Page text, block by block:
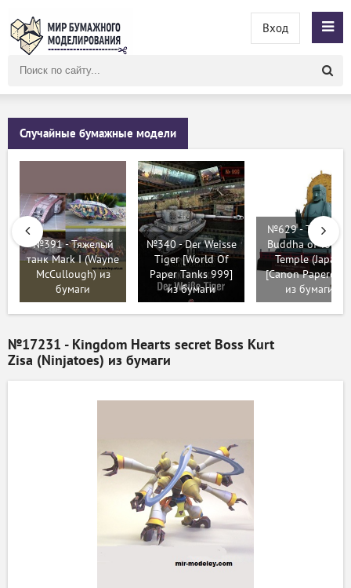
сайту
Вход
Случайные бумажные модели
№391 - Тяжелый
танк Mark I (Wayne
McCullough) из
бумаги
№340 - Der Weisse
Tiger [World Of
Paper Tanks 999]
из бумаги
№629 - The
Buddha of Todaiji
Temple (Japan)
[Canon
из бумаги
№17231 - Kingdom Hearts secret Boss Kurt
Zisa (Ninjatoes) из бумаги